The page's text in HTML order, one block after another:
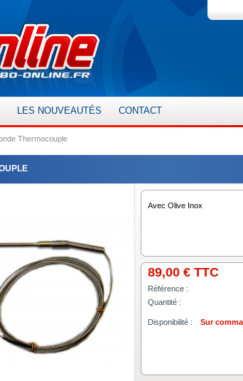
LES NOUVEAUTÉS CONTACT
Thermocouple
Avec Olive Inox
89,00 € TTC
Référence :
Quantité :
Disponibilité : Sur